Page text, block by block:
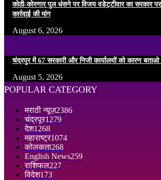
कोठी-कोरणार पुल धंसने पर विजय वडेट्टीवार का सरकार
कार्रवाई की मांग
August 6, 2026
चंद्रपुर में 67 सरकारी और निजी कार्यालयों को कारण बताओ
August 5, 2026
POPULAR CATEGORY
मराठी न्यूज़2386
चंद्रपूर1279
देश1268
महाराष्ट्र1074
कोलकता268
English News259
राशिफल227
विदेश173